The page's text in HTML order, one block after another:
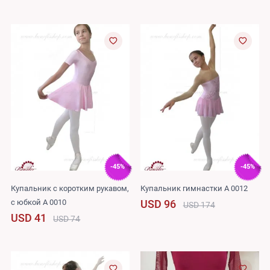
-45%
Купальник с коротким рукавом,
с юбкой A 0010
USD 41 USD 74
-45%
Купальник гимнастки A 0012
USD 96 USD 174